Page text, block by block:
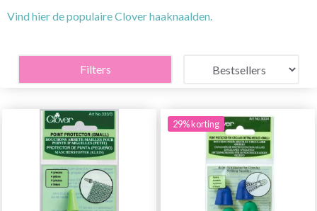
Vind hier de populaire Clover haaknaalden.
Filters
29% korting